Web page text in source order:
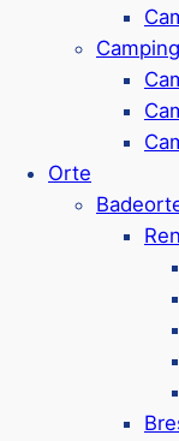
Orte
Feriendialyse in
Arbeitsurlaub in